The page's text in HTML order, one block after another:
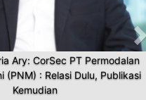
Ary: CorSec PT Permodalan
(PNM) : Relasi Dulu, Publikasi
Kemudian